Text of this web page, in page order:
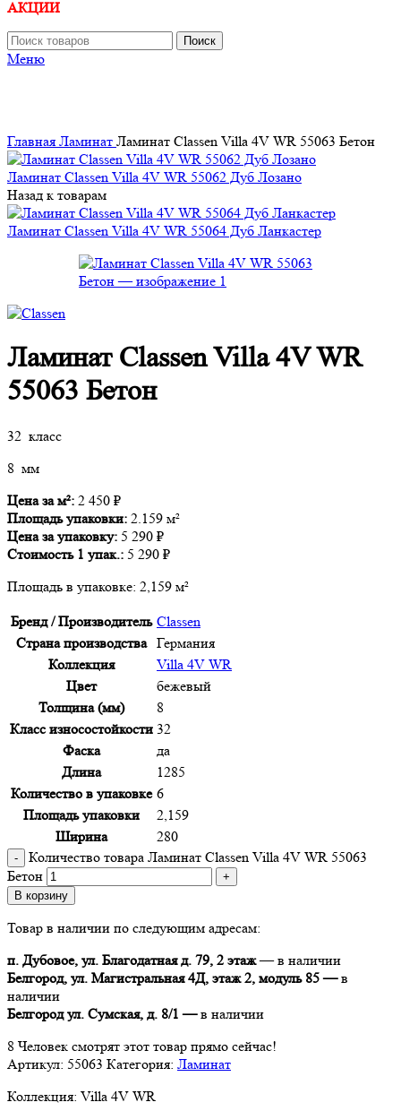
АКЦИИ
Поиск
Меню
Главная Ламинат Ламинат Classen Villa 4V WR 55063 Бетон
Ламинат Classen Villa 4V WR 55062 Дуб Лозано
Назад к товарам
Ламинат Classen Villa 4V WR 55064 Дуб Ланкастер
Ламинат Classen Villa 4V WR
55063 Бетон
32 класс
8 мм
Цена за м²: 2 450 ₽
Площадь упаковки: 2.159 м²
Цена за упаковку: 5 290 ₽
Стоимость 1 упак.: 5 290 ₽
Площадь в упаковке: 2,159 м²
Бренд / Производитель Classen
Страна производства Германия
Коллекция
Villa 4V WR
Цвет
бежевый
Толщина (мм)
8
Класс износостойкости 32
Фаска
да
Длина
1285
Количество в упаковке 6
Площадь упаковки
2,159
Ширина
280
Количество товара Ламинат Classen Villa 4V WR 55063
Бетон
В корзину
Товар в наличии по следующим адресам:
п. Дубовое, ул. Благодатная д. 79, 2 этаж— в наличии
Белгород, ул. Магистральная 4Д, этаж 2, модуль 85 —в
наличии
Белгород ул. Сумская, д. 8/1 —в наличии
8 Человек смотрят этот товар прямо сейчас!
Артикул: 55063 Категория: Ламинат
Коллекция: Villa 4V WR